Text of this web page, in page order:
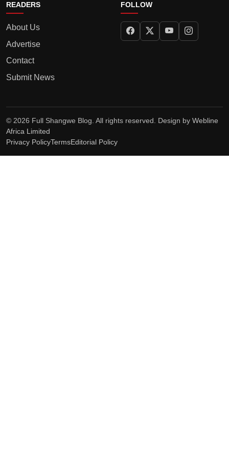
READERS
About Us
Advertise
Contact
Submit News
FOLLOW
© 2026 Full Shangwe Blog. All rights reserved. Design by Webline
Africa Limited
Privacy PolicyTermsEditorial Policy